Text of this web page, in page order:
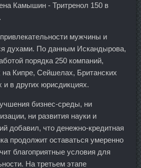
Камышин - Тритренол 150 в
мужчины и
духами. По данным Искандырова,
порядка 250 компаний,
на Кипре, Сейшелах, Британских
и в других юрисдикциях.
бизнес-среды, ни
ни развития науки и
добавил, что денежно-кредитная
продолжит оставаться умеренно
благоприятные условия для
На третьем этапе